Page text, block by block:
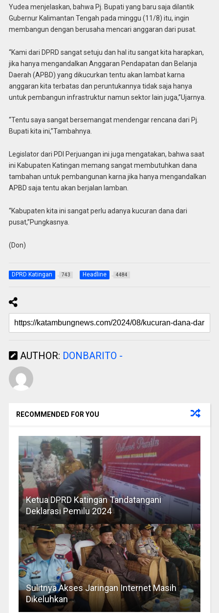
Yudea menjelaskan, bahwa Pj. Bupati yang baru saja dilantik
Gubernur Kalimantan Tengah pada minggu (11/8) itu, ingin
membangun dengan berusaha mencari anggaran dari pusat.
“Kami dari DPRD sangat setuju dan hal itu sangat kita harapkan,
jika hanya mengandalkan Anggaran Pendapatan dan Belanja
Daerah (APBD) yang dikucurkan tentu akan lambat karna
anggaran kita terbatas dan peruntukannya tidak saja hanya
untuk pembangun infrastruktur namun sektor lain juga,”Ujarnya.
“Tentu saya sangat bersemangat mendengar rencana dari Pj.
Bupati kita ini,”Tambahnya.
Legislator dari PDI Perjuangan ini juga mengatakan, bahwa saat
ini Kabupaten Katingan memang sangat membutuhkan dana
tambahan untuk pembangunan karna jika hanya mengandalkan
APBD saja tentu akan berjalan lamban.
“Kabupaten kita ini sangat perlu adanya kucuran dana dari
pusat,”Pungkasnya.
(Don)
DPRD Katingan 743 Headline 4484
AUTHOR: DONBARITO -
RECOMMENDED FOR YOU
Ketua DPRD Katingan Tandatangani
Deklarasi Pemilu 2024
Sulitnya Akses Jaringan Internet Masih
Dikeluhkan